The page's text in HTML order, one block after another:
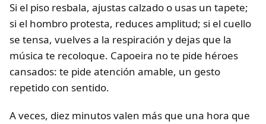
Si el piso resbala, ajustas calzado o usas un tapete;
si el hombro protesta, reduces amplitud; si el cuello
se tensa, vuelves a la respiración y dejas que la
música te recoloque. Capoeira no te pide héroes
cansados: te pide atención amable, un gesto
repetido con sentido.
A veces, diez minutos valen más que una hora que